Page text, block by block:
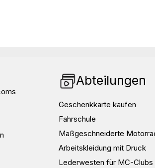
Abteilungen
Geschenkkarte kaufen
Fahrschule
Maßgeschneiderte
Arbeitskleidung mit Druck
Lederwesten für MC-Clubs